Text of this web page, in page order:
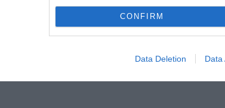
CONFIRM
Data Deletion Data
erősebb márkaépítés, szélesebb kapcsolati
előtt, és exkluzív lehetőséget a közvetlen
releváns közönség. Lépjen velünk